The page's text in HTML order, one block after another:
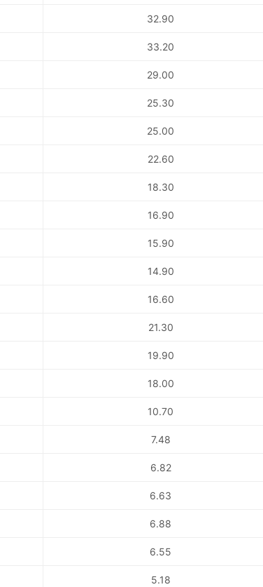
32.90
33.20
29.00
25.30
25.00
22.60
18.30
16.90
15.90
14.90
16.60
21.30
19.90
18.00
10.70
7.48
6.82
6.63
6.88
6.55
5.18